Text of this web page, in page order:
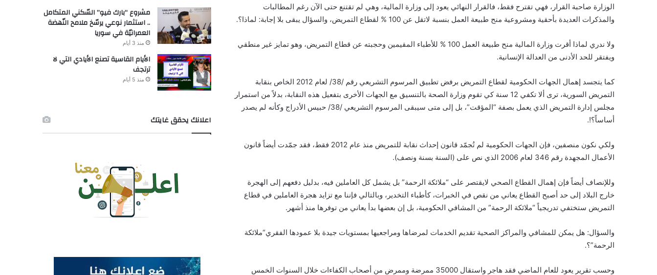
الوزارة صاحبة القرار، فهي تقترح فقط، فالقرار النهائي يعود إلى وزارة المالية، وهي لم تقتنع حتى الآن رغم المطالبات
والمذكرات العديدة بأحقية ومشروعية منح طبيعة العمل بنسبة لاتقل عن 100 % لقطاع التمريض، والسؤال يبقى بلا إجابة: لماذا؟.
ولا ندري لماذا أقرت وزارة المالية منح طبيعة العمل 100 % للأطباء المقيمين وحجبته عن قطاع التمريض، وهو تمايز غير منطقي
ويفتقر للحد الأدنى من العدالة الإنسانية.
كما يتجسد إهمال الجهات الحكومية لقطاع التمريض برفض تطبيق المرسوم التشريعي رقم /38/ لعام 2012 الخاص بنقابة
التمريض السورية، ترى ألا تكفي 12 سنة كي تقوم وزارة الصحة بالتنسيق مع الجهات الأخرى بتفعيل هذه النقابة، بدلاً من استمرار
مجلس إدارة التمريض الذي يعمل بصفة “المؤقت”، بل إلى متى سيبقى المرسوم التشريعي /38/ حبيس الأدراج وكأنه لم يصدر
أساساً؟!.
ولكي نكون منصفين، فإن الجهات الحكومية لم تُجمّد قانون إحداث نقابة للتمريض منذ عام 2012 فقط، فقد جمّدت أيضاً قانون
الأعمال المجهدة رقم 346 لعام 2006 الذي نص على (السنة بسنة ونصف).
وللإنصاف أيضاً فإن إهمال القطاع الصحي لايقتصر على “ملائكة الرحمة” بل يشمل كل العاملين فيه، بدليل دفعهم إلى الهجرة
خارج البلاد إلى حد أصبح القطاع يعاني من نقص في الخبرات، كأطباء التخدير، وبالتالي فإننا مع تزايد هجرة العاملين في قطاع
التمريض ستختفي تدريجياً “ملائكة الرحمة” من المشافي الحكومية، بل إن بعضها بدأ يعاني من توفرها منذ أشهر.
والسؤال: هل يمكن للمشافي والمراكز الصحية تقديم الخدمات لمرضاها ومراجعيها بمستويات جيدة بلا عمودها الفقري“ملائكة
الرحمة”؟.
وحسب تقرير يعود للعام الماضي فقد هاجر واستقال 35000 ممرضة وممرض من أصحاب الكفاءات خلال السنوات الخمس
مشروع “بارك فيو” السّكني المتكامل
.. استثمار نوعي يرسّخ ملامح النّهضة
العمرانيّة في سوريا
منذ 3 أيام
الأيام القاسية تصنع الأيادي التي لا
ترتجف
منذ 5 أيام
اعلانك يحقق غايتك